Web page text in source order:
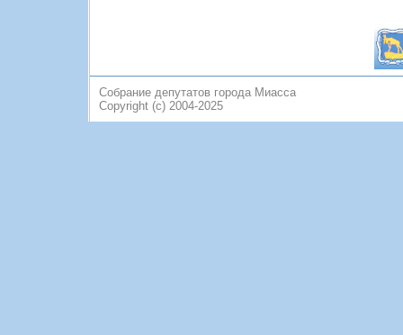
Собрание депутатов города Миасса
Copyright (c) 2004-2025